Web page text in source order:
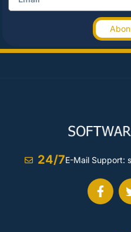
24/7E-Mail Support: